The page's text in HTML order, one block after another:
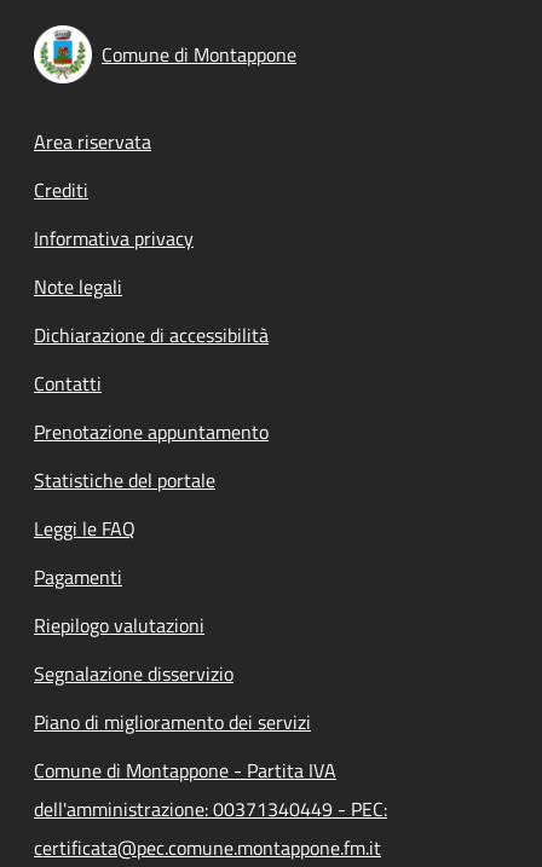
Comune di Montappone
Footer menu
Area riservata
Crediti
Informativa privacy
Note legali
Dichiarazione di accessibilità
Contatti
Prenotazione appuntamento
Statistiche del portale
Leggi le FAQ
Pagamenti
Riepilogo valutazioni
Segnalazione disservizio
Piano di miglioramento dei servizi
Comune di Montappone - Partita IVA
dell'amministrazione: 00371340449 - PEC:
certificata@pec.comune.montappone.fm.it